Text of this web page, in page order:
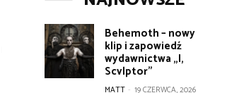
Behemoth – nowy
klip i zapowiedź
wydawnictwa „I,
Scvlptor”
MATT - 19 CZERWCA, 2026